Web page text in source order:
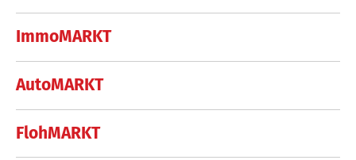
ImmoMARKT
AutoMARKT
FlohMARKT